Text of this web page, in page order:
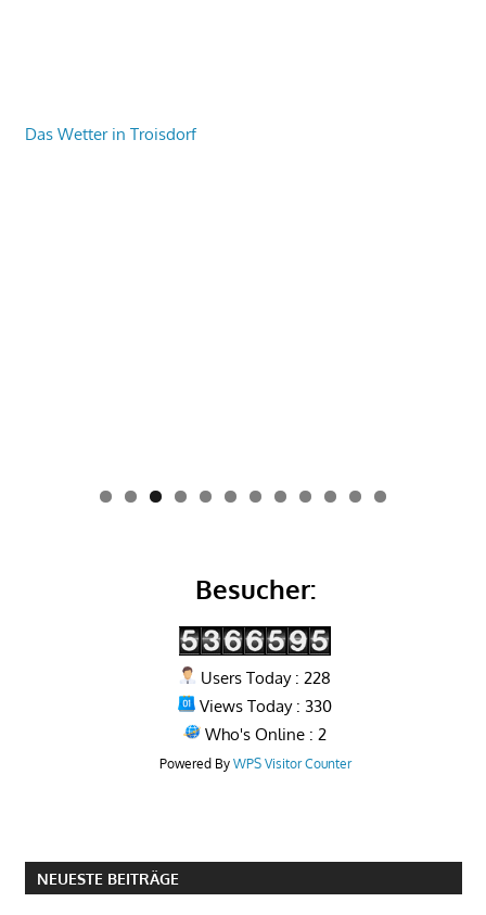
Das Wetter in Troisdorf
0 1 2
Besucher:
Users Today : 228
Views Today : 330
Who's Online : 2
Powered By WPS Visitor Counter
NEUESTE BEITRÄGE